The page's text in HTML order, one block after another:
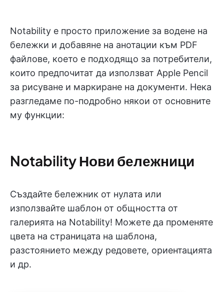
Notability е просто приложение за водене на
бележки и добавяне на анотации към PDF
файлове, което е подходящо за потребители,
които предпочитат да използват Apple Pencil
за рисуване и маркиране на документи. Нека
разгледаме по-подробно някои от основните
му функции:
Notability Нови бележници
Създайте бележник от нулата или
използвайте шаблон от общността от
галерията на Notability! Можете да променяте
цвета на страницата на шаблона,
разстоянието между редовете, ориентацията
и др.